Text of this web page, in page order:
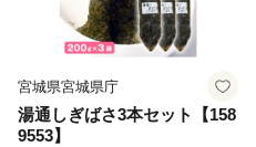
宮城県宮城県庁
湯通しぎばさ3本セット【158
9553】